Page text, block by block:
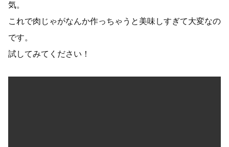
気。
これで肉じゃがなんか作っちゃうと美味しすぎて大変なの
です。
試してみてください！